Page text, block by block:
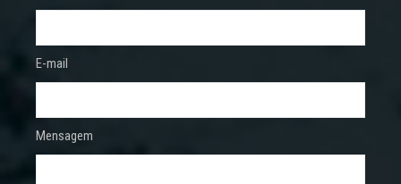
E-mail
Mensagem